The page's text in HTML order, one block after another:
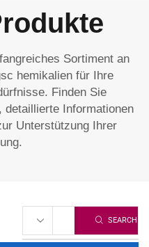
Sortiment an
hemikalien für Ihre
Finden Sie
detaillierte Informationen
Unterstützung Ihrer
SEARCH